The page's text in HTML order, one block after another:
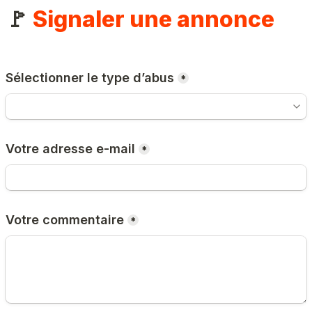
🚩 Signaler une annonce
Sélectionner le type d’abus *
Votre adresse e-mail *
Votre commentaire *